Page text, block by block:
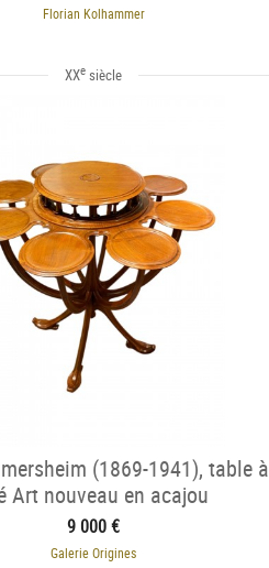
Florian Kolhammer
XXe siècle
(1869-1941), table à
Art nouveau en acajou
9 000 €
Galerie Origines